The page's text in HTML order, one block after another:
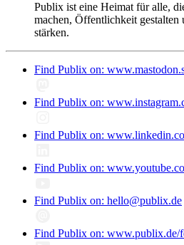
Publix ist eine Heimat für alle,
machen, Öffentlichkeit gestalten
stärken.
Find Publix on:
Find Publix on:
Find Publix on:
Find Publix on:
Find Publix on: hello@publix.de
Find Publix on: www.publix.de/